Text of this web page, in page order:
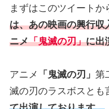
まずはこのツイートか
は、あの映画の興行収
ニメ「鬼滅の刃」に出
アニメ 「鬼滅の刃」 第
滅の刃のラスボスとも